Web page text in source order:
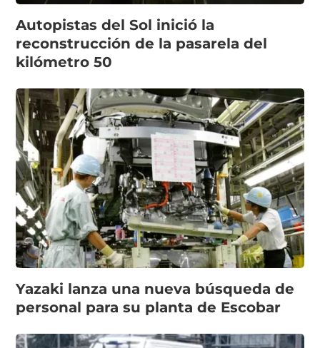
Autopistas del Sol inició la
reconstrucción de la pasarela del
kilómetro 50
Yazaki lanza una nueva búsqueda de
personal para su planta de Escobar